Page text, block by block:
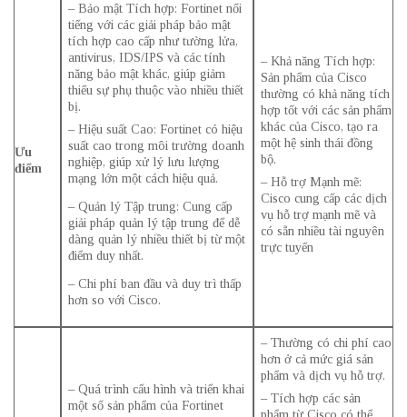
Ưu
điểm
– Bảo mật Tích hợp: Fortinet nổi
tiếng với các giải pháp bảo mật
tích hợp cao cấp như tường lửa,
antivirus, IDS/IPS và các tính
năng bảo mật khác, giúp giảm
thiểu sự phụ thuộc vào nhiều thiết
bị.
– Hiệu suất Cao: Fortinet có hiệu
suất cao trong môi trường doanh
nghiệp, giúp xử lý lưu lượng
mạng lớn một cách hiệu quả.
– Quản lý Tập trung: Cung cấp
giải pháp quản lý tập trung để dễ
dàng quản lý nhiều thiết bị từ một
điểm duy nhất.
– Chi phí ban đầu và duy trì thấp
hơn so với Cisco.
– Khả năng Tích hợp:
Sản phẩm của Cisco
thường có khả năng tích
hợp tốt với các sản phẩm
khác của Cisco, tạo ra
một hệ sinh thái đồng
bộ.
– Hỗ trợ Mạnh mẽ:
Cisco cung cấp các dịch
vụ hỗ trợ mạnh mẽ và
có sẵn nhiều tài nguyên
trực tuyến
– Quá trình cấu hình và triển khai
một số sản phẩm của Fortinet
– Thường có chi phí cao
hơn ở cả mức giá sản
phẩm và dịch vụ hỗ trợ.
– Tích hợp các sản